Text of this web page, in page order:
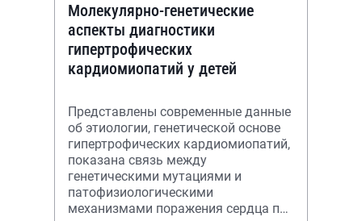
Молекулярно-генетические
аспекты диагностики
гипертрофических
кардиомиопатий у детей
Представлены современные данные
об этиологии, генетической основе
гипертрофических кардиомиопатий,
показана связь между
генетическими мутациями и
патофизиологическими
механизмами поражения сердца при